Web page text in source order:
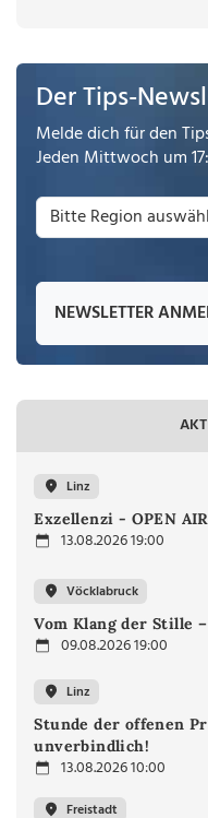
Der Tips-
Melde dich für den
Jeden Mittwoch um
NEWSLETTER
Linz
Exzellenzi - OPEN AIR
13.08.2026 19:00
Vöcklabruck
Vom Klang der Stille
09.08.2026 19:00
Linz
Stunde der offenen
unverbindlich!
13.08.2026 10:00
Freistadt